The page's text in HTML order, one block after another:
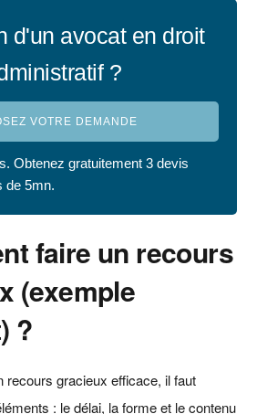
d'un avocat en droit
?
VOTRE DEMANDE
Obtenez gratuitement 3 devis
de 5mn.
faire un recours
(exemple
?
recours gracieux efficace, il faut
: le délai, la forme et le contenu